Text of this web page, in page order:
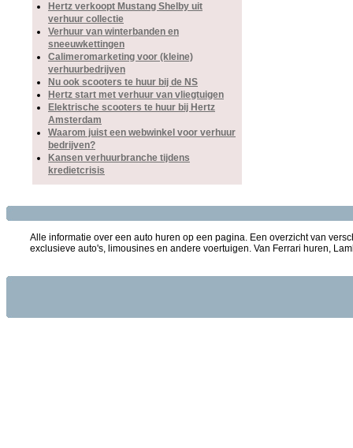
Hertz verkoopt Mustang Shelby uit
verhuur collectie
Verhuur van winterbanden en
sneeuwkettingen
Calimeromarketing voor (kleine)
verhuurbedrijven
Nu ook scooters te huur bij de NS
Hertz start met verhuur van vliegtuigen
Elektrische scooters te huur bij Hertz
Amsterdam
Waarom juist een webwinkel voor verhuur
bedrijven?
Kansen verhuurbranche tijdens
kredietcrisis
Alle informatie over een auto huren op een pagina. Een overzicht van
exclusieve auto's, limousines en andere voertuigen. Van Ferrari huren,